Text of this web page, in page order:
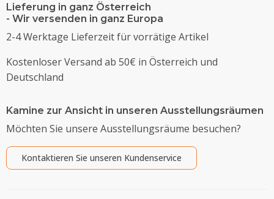
Lieferung in ganz Österreich
- Wir versenden in ganz Europa
2-4 Werktage Lieferzeit für vorrätige Artikel
Kostenloser Versand ab 50€ in Österreich und
Deutschland
Kamine zur Ansicht in unseren Ausstellungsräumen
Möchten Sie unsere Ausstellungsräume besuchen?
Kontaktieren Sie unseren Kundenservice